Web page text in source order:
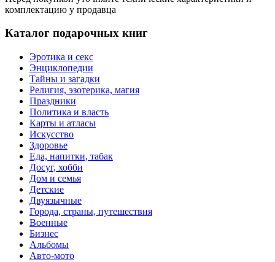
комплектацию у продавца
Каталог подарочных книг
Эротика и секс
Энциклопедии
Тайны и загадки
Религия, эзотерика, магия
Праздники
Политика и власть
Карты и атласы
Искусство
Здоровье
Еда, напитки, табак
Досуг, хобби
Дом и семья
Детские
Двуязычные
Города, страны, путешествия
Военные
Бизнес
Альбомы
Авто-мото